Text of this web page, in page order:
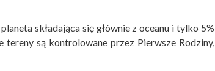
składająca się głównie z oceanu i tylko 5%
są kontrolowane przez Pierwsze Rodziny,